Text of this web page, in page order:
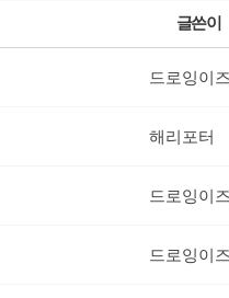
글쓴이
드로잉이즈
해리포터
드로잉이즈
드로잉이즈